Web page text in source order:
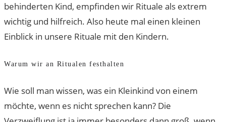
behinderten Kind, empfinden wir Rituale als extrem
wichtig und hilfreich. Also heute mal einen kleinen
Einblick in unsere Rituale mit den Kindern.
Warum wir an Ritualen festhalten
Wie soll man wissen, was ein Kleinkind von einem
möchte, wenn es nicht sprechen kann? Die